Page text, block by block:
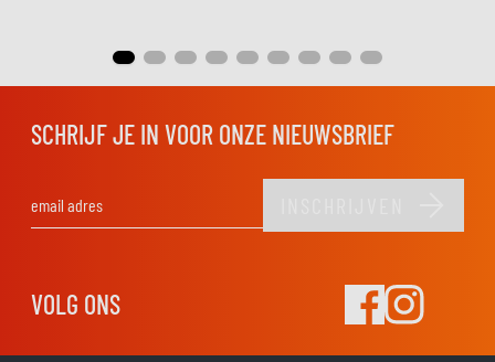
SCHRIJF JE IN VOOR ONZE NIEUWSBRIEF
VOLG ONS